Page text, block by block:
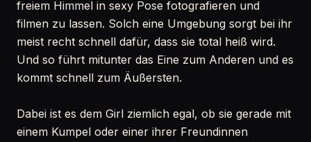
freiem Himmel in sexy Pose fotografieren und
filmen zu lassen. Solch eine Umgebung sorgt bei ihr
meist recht schnell dafür, dass sie total heiß wird.
Und so führt mitunter das Eine zum Anderen und es
kommt schnell zum Äußersten.
Dabei ist es dem Girl ziemlich egal, ob sie gerade mit
einem Kumpel oder einer ihrer Freundinnen